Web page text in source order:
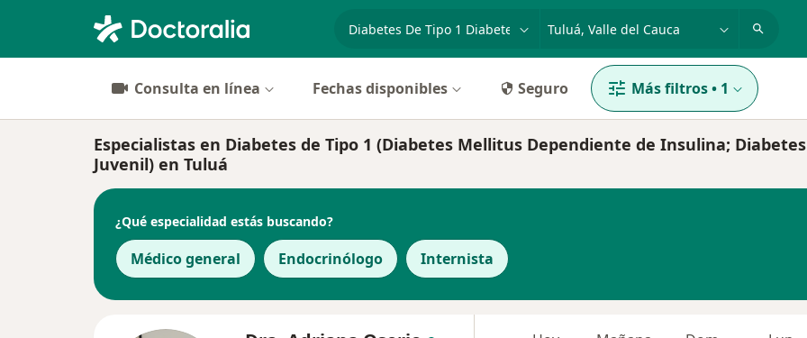
especialidad, enfermedad o nombrep. ej. Bogotá
Consulta en línea Fechas disponibles Seguro Más filtros• 1
Especialistas en Diabetes de Tipo 1 (Diabetes Mellitus Dependiente de Insulina; Diabetes
Juvenil) en Tuluá
¿Qué especialidad estás buscando?
Médico general Endocrinólogo Internista